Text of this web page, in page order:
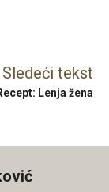
Sledeći tekst
Lenja žena